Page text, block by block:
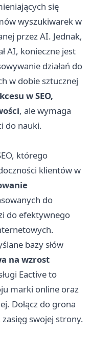
się
wyszukiwarek w
przez AI. Jednak,
AI, konieczne jest
działań do
w dobie sztucznej
w SEO,
, ale wymaga
do nauki.
którego
klientów w
do
do efektywnego
bazy słów
na wzrost
Eactive to
marki online oraz
Dołącz do grona
swojej strony.